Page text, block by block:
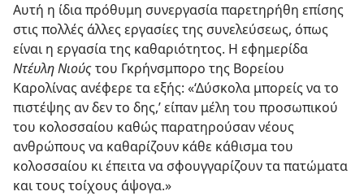
Αυτή η ίδια πρόθυμη συνεργασία παρετηρήθη επίσης
στις πολλές άλλες εργασίες της συνελεύσεως, όπως
είναι η εργασία της καθαριότητος. Η εφημερίδα
Ντέυλη Νιούςτου Γκρήνσμπορο της Βορείου
Καρολίνας ανέφερε τα εξής: «‘Δύσκολα μπορείς να το
πιστέψης αν δεν το δης,’ είπαν μέλη του προσωπικού
του κολοσσαίου καθώς παρατηρούσαν νέους
ανθρώπους να καθαρίζουν κάθε κάθισμα του
κολοσσαίου κι έπειτα να σφουγγαρίζουν τα πατώματα
και τους τοίχους άψογα.»